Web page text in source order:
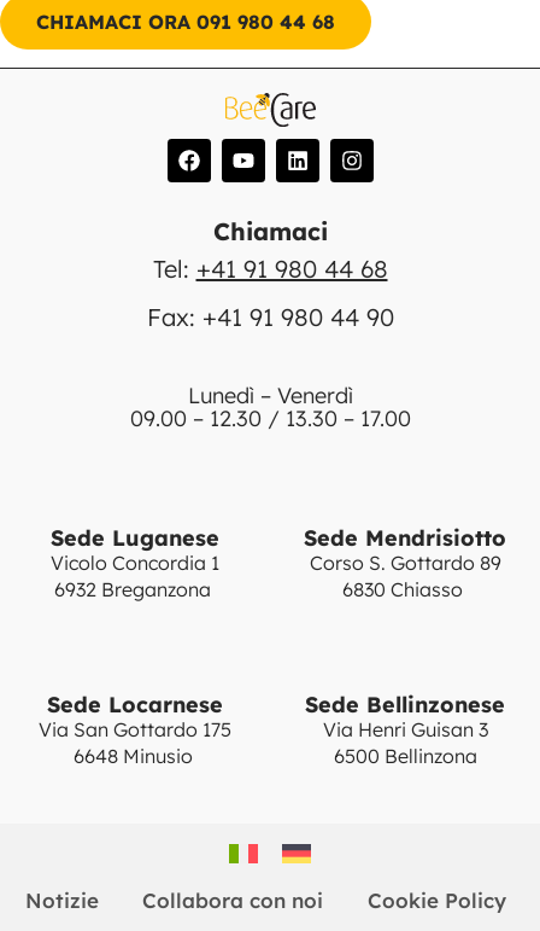
CHIAMACI ORA 091 980 44 68
Chiamaci
Tel: +41 91 980 44 68
Fax: +41 91 980 44 90
Lunedì – Venerdì
09.00 – 12.30 / 13.30 – 17.00
Sede Luganese
Vicolo Concordia 1
6932 Breganzona
Sede Mendrisiotto
Corso S. Gottardo 89
6830 Chiasso
Sede Locarnese
Via San Gottardo 175
6648 Minusio
Sede Bellinzonese
Via Henri Guisan 3
6500 Bellinzona
Notizie Collabora con noi Cookie Policy